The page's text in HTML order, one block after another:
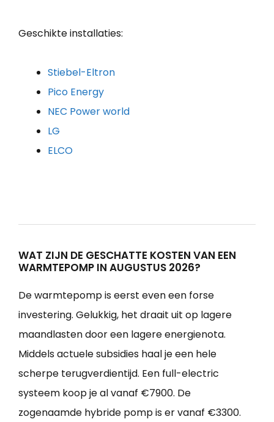
Geschikte installaties:
Stiebel-Eltron
Pico Energy
NEC Power world
LG
ELCO
WAT ZIJN DE GESCHATTE KOSTEN VAN EEN
WARMTEPOMP IN AUGUSTUS 2026?
De warmtepomp is eerst even een forse
investering. Gelukkig, het draait uit op lagere
maandlasten door een lagere energienota.
Middels actuele subsidies haal je een hele
scherpe terugverdientijd. Een full-electric
systeem koop je al vanaf €7900. De
zogenaamde hybride pomp is er vanaf €3300.